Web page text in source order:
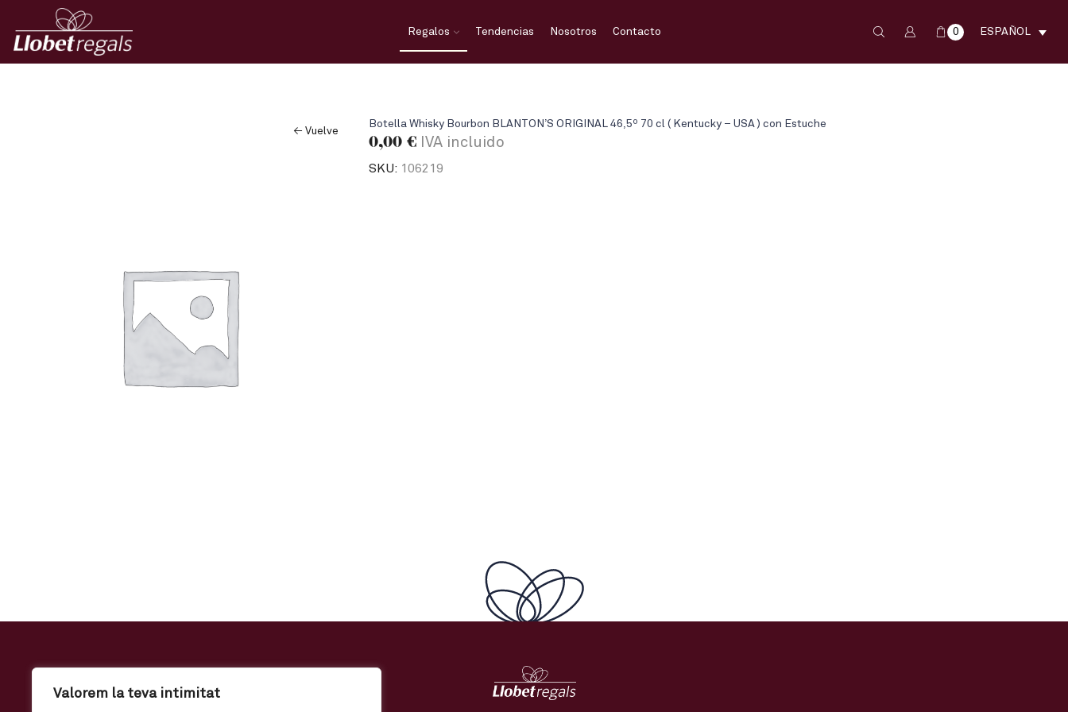
Valorem la teva intimitat
Regalos Tendencias Nosotros Contacto 0 ESPAÑOL
← Vuelve
Botella Whisky Bourbon BLANTON’S ORIGINAL 46,5º 70 cl ( Kentucky – USA ) con Estuche
0,00 €IVA incluido
SKU: 106219